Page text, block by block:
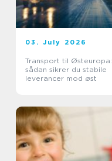
03. July 2026
Transport til Østeuropa:
sådan sikrer du stabile
leverancer mod øst